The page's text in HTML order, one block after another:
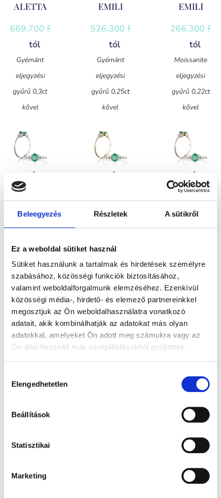
Beleegyezés Részletek A sütikről
Ez a weboldal sütiket használ
Sütiket használunk a tartalmak és hirdetések személyre
szabásához, közösségi funkciók biztosításához,
valamint weboldalforgalmunk elemzéséhez. Ezenkívül
közösségi média-, hirdető- és elemező partnereinkkel
megosztjuk az Ön weboldalhasználatra vonatkozó
adatait, akik kombinálhatják az adatokat más olyan
adatokkal, amelyeket Ön adott meg számukra vagy az
Ön által használt más szolgáltatásokból gyűjtöttek.
kiválasztása
Elengedhetetlen
Beállítások
Statisztikai
Marketing
ALETTA
669.700 Ft
tól
Gyémánt
eljegyzési
gyűrű 0,3ct
kővel
EMILI
526.300 Ft
tól
Gyémánt
eljegyzési
gyűrű 0,25ct
kővel
EMILI
266.300 Ft
tól
Moissanite
eljegyzési
gyűrű 0,22ct
kővel
ROXÁNA
508.300Ft
Fehérarany
gyűrű
smaragddal
és
gyémántokkal
ROXÁNA
508.300Ft
Sárga arany
gyűrű
smaragddal
és
gyémántokkal
ROXÁNA
508.300Ft
Rose gold
gyűrű
és
gyémántokkal
ROXÁNA
Fehérarany
rubinnal és
ROXÁNA
ROXÁNA
Rose gold
rubinnal és